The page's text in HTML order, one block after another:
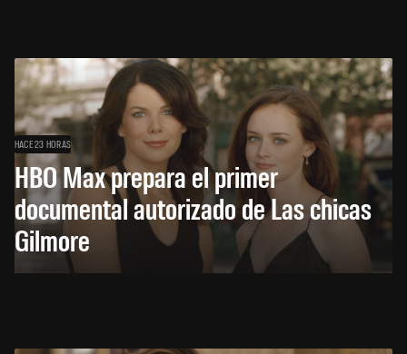
HACE 23 HORAS
HBO Max prepara el primer
documental autorizado de Las chicas
Gilmore